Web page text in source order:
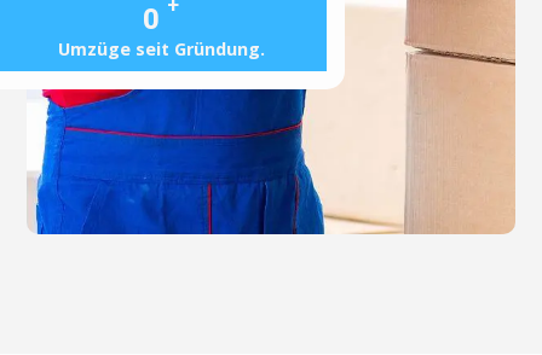
0 +
Umzüge seit Gründung.